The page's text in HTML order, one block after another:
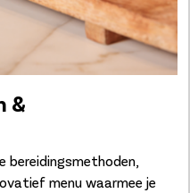
&
menu waarmee je